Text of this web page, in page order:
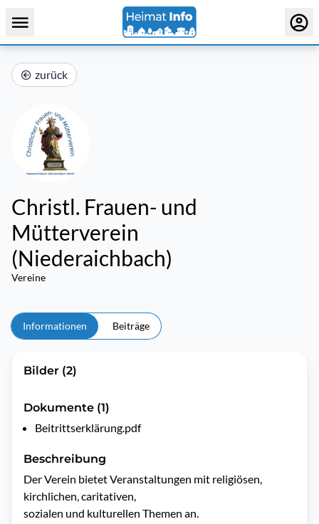
zurück
Christl. Frauen- und
Mütterverein
(Niederaichbach)
Vereine
Informationen Beiträge
Bilder (2)
Dokumente (1)
Beitrittserklärung.pdf
Beschreibung
Der Verein bietet Veranstaltungen mit religiösen,
kirchlichen, caritativen,
sozialen und kulturellen Themen an.